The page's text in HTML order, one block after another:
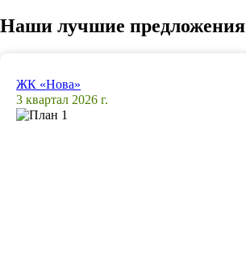
Наши лучшие предложения
ЖК «Нова»
3 квартал 2026 г.